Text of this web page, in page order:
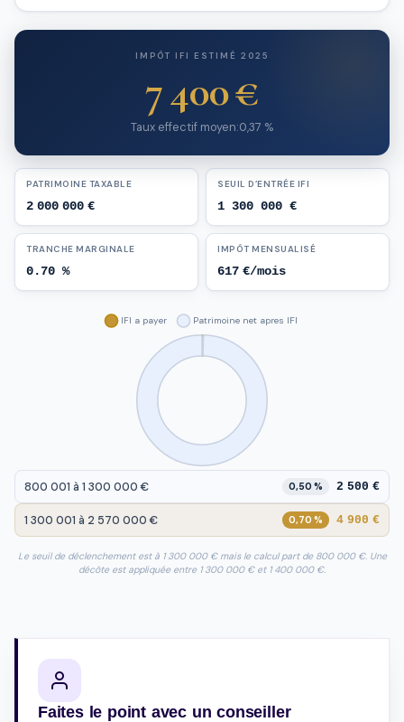
IMPÔT IFI ESTIMÉ 2025
7 400 €
Taux effectif moyen:0,37 %
PATRIMOINE TAXABLE
2 000 000 €
SEUIL D’ENTRÉE IFI
1 300 000 €
TRANCHE MARGINALE
0.70 %
IMPÔT MENSUALISÉ
617 €/mois
800 001 à 1 300 000 € 0,50 % 2 500 €
1 300 001 à 2 570 000 € 0,70 % 4 900 €
Le seuil de déclenchement est à 1 300 000 € mais le calcul part de 800 000 €. Une
décôte est appliquée entre 1 300 000 € et 1 400 000 €.
Faites le point avec un conseiller